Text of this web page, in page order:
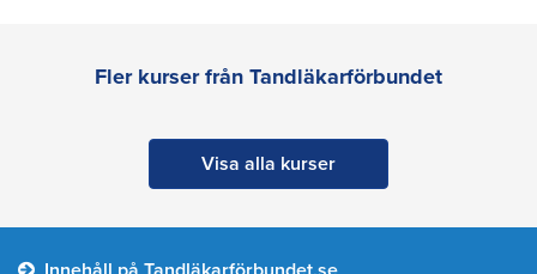
Fler kurser från Tandläkarförbundet
Visa alla kurser